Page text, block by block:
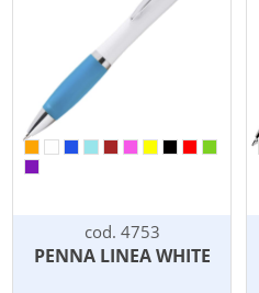
vostra comunicazione
orientata all'ecologia.
Omaggiare una penna
pubblicitaria rende piu'
efficace la vostra
comunicazione e dice
grazie a collaboratori e
davvero minimo.
cod. 4753
PENNA LINEA WHITE